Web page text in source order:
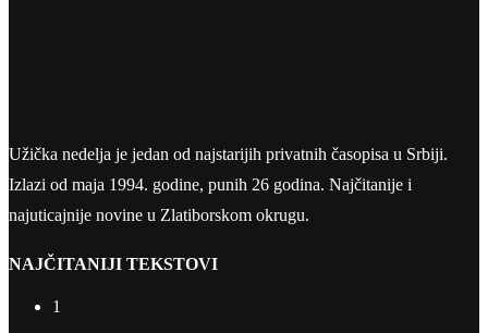
Užička nedelja je jedan od najstarijih privatnih časopisa u Srbiji.
Izlazi od maja 1994. godine, punih 26 godina. Najčitanije i
najuticajnije novine u Zlatiborskom okrugu.
NAJČITANIJI TEKSTOVI
1